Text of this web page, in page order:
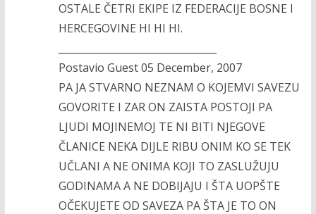
OSTALE ČETRI EKIPE IZ FEDERACIJE BOSNE I
HERCEGOVINE HI HI HI.
Postavio Guest 05 December, 2007
PA JA STVARNO NEZNAM O KOJEMVI SAVEZU
GOVORITE I ZAR ON ZAISTA POSTOJI PA
LJUDI MOJINEMOJ TE NI BITI NJEGOVE
ČLANICE NEKA DIJLE RIBU ONIM KO SE TEK
UČLANI A NE ONIMA KOJI TO ZASLUŽUJU
GODINAMA A NE DOBIJAJU I ŠTA UOPŠTE
OČEKUJETE OD SAVEZA PA ŠTA JE TO ON